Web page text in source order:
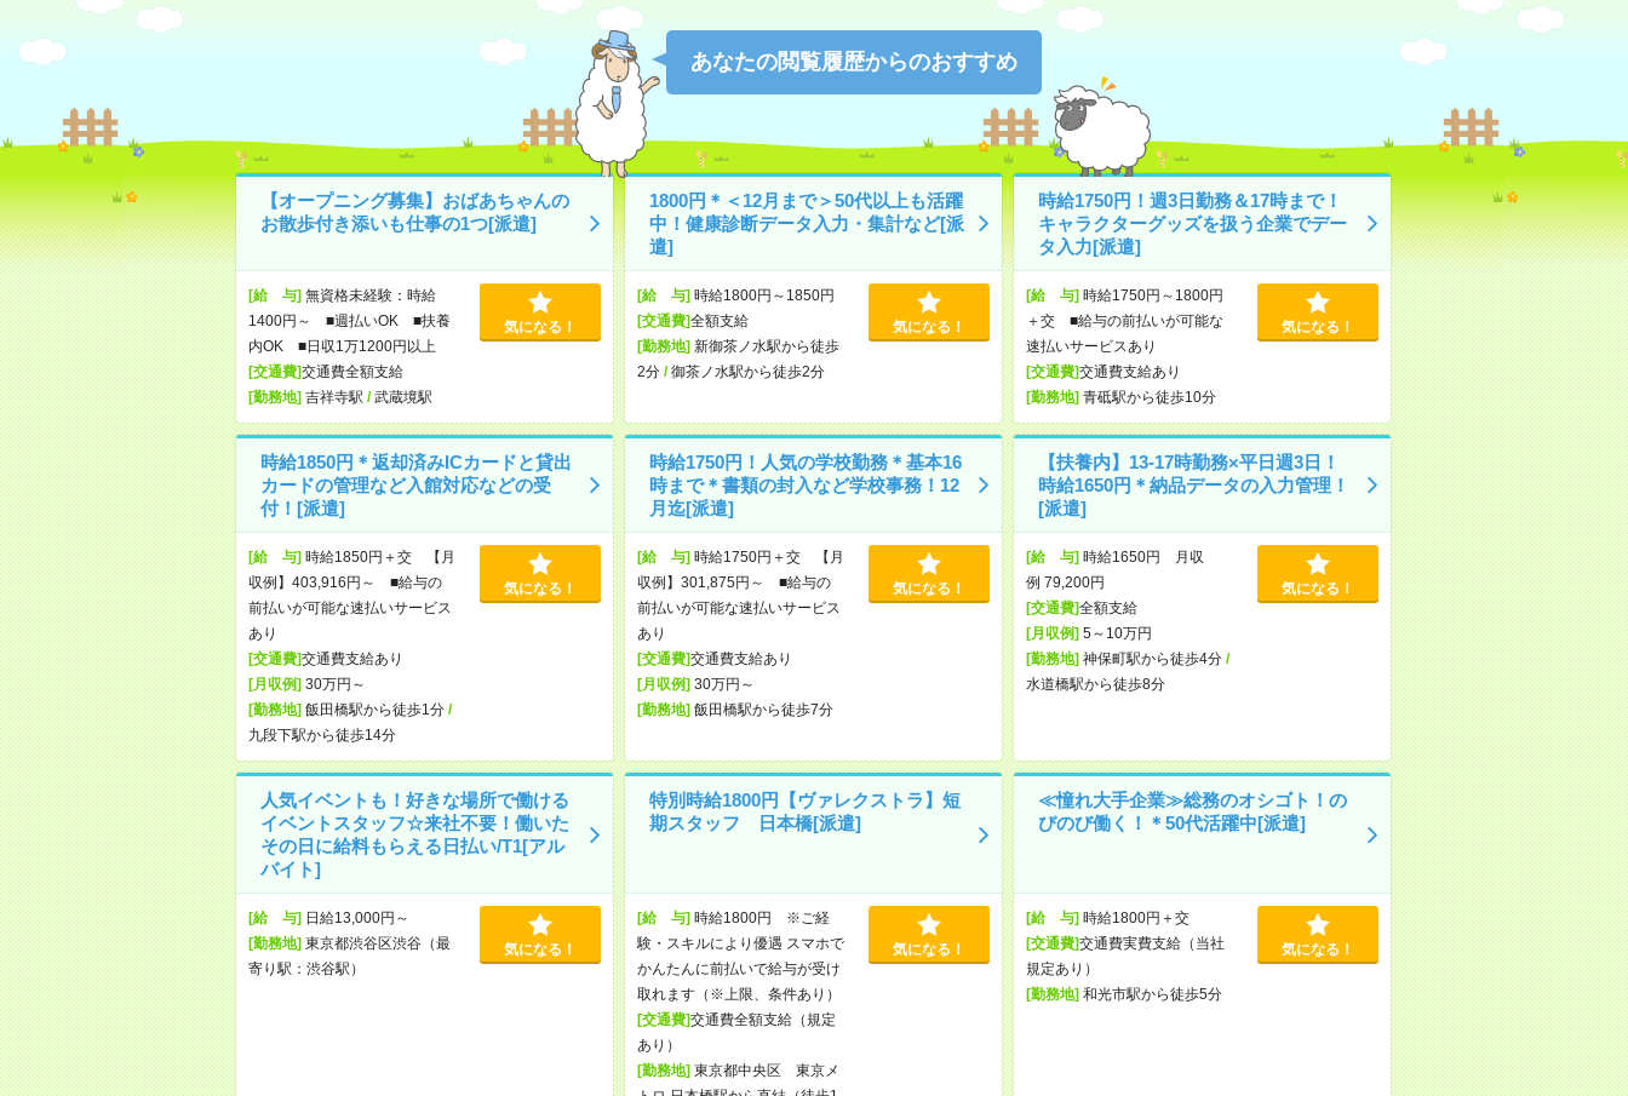
あなたの閲覧履歴からのおすすめ
【オープニング募集】おばあちゃんの
お散歩付き添いも仕事の1つ[派遣]
[給 与]無資格未経験：時給
1400円～ ■週払いOK ■扶養
内OK ■日収1万1200円以上
[交通費]交通費全額支給
[勤務地]吉祥寺駅 /武蔵境駅
気になる！
1800円＊＜12月まで＞50代以上も活躍
中！健康診断データ入力・集計など[派
遣]
[給 与]時給1800円～1850円
[交通費]全額支給
[勤務地]新御茶ノ水駅から徒歩
2分/御茶ノ水駅から徒歩2分
気になる！
時給1750円！週3日勤務＆17時まで！
キャラクターグッズを扱う企業でデー
タ入力[派遣]
[給 与]時給1750円～1800円
＋交 ■給与の前払いが可能な
速払いサービスあり
[交通費]交通費支給あり
[勤務地]青砥駅から徒歩10分
気になる！
時給1850円＊返却済みICカードと貸出
カードの管理など入館対応などの受
付！[派遣]
[給 与]時給1850円＋交 【月
収例】403,916円～ ■給与の
前払いが可能な速払いサービス
あり
[交通費]交通費支給あり
[月収例]30万円～
[勤務地]飯田橋駅から徒歩1分/
九段下駅から徒歩14分
気になる！
時給1750円！人気の学校勤務＊基本16
時まで＊書類の封入など学校事務！12
月迄[派遣]
[給 与]時給1750円＋交 【月
収例】301,875円～ ■給与の
前払いが可能な速払いサービス
あり
[交通費]交通費支給あり
[月収例]30万円～
[勤務地]飯田橋駅から徒歩7分
気になる！
【扶養内】13-17時勤務×平日週3日！
時給1650円＊納品データの入力管理！
[派遣]
[給 与]時給1650円 月収
例 79,200円
[交通費]全額支給
[月収例]5～10万円
[勤務地]神保町駅から徒歩4分/
水道橋駅から徒歩8分
気になる！
人気イベントも！好きな場所で働ける
イベントスタッフ☆来社不要！働いた
その日に給料もらえる日払い/T1[アル
バイト]
[給 与]日給13,000円～
[勤務地]東京都渋谷区渋谷（最
寄り駅：渋谷駅）
気になる！
特別時給1800円【ヴァレクストラ】短
期スタッフ 日本橋[派遣]
[給 与]時給1800円 ※ご経
験・スキルにより優遇 スマホで
かんたんに前払いで給与が受け
取れます（※上限、条件あり）
[交通費]交通費全額支給（規定
あり）
[勤務地]東京都中央区 東京メ
気になる！
≪憧れ大手企業≫総務のオシゴト！の
びのび働く！＊50代活躍中[派遣]
[給 与]時給1800円＋交
[交通費]交通費実費支給（当社
規定あり）
[勤務地]和光市駅から徒歩5分
気になる！